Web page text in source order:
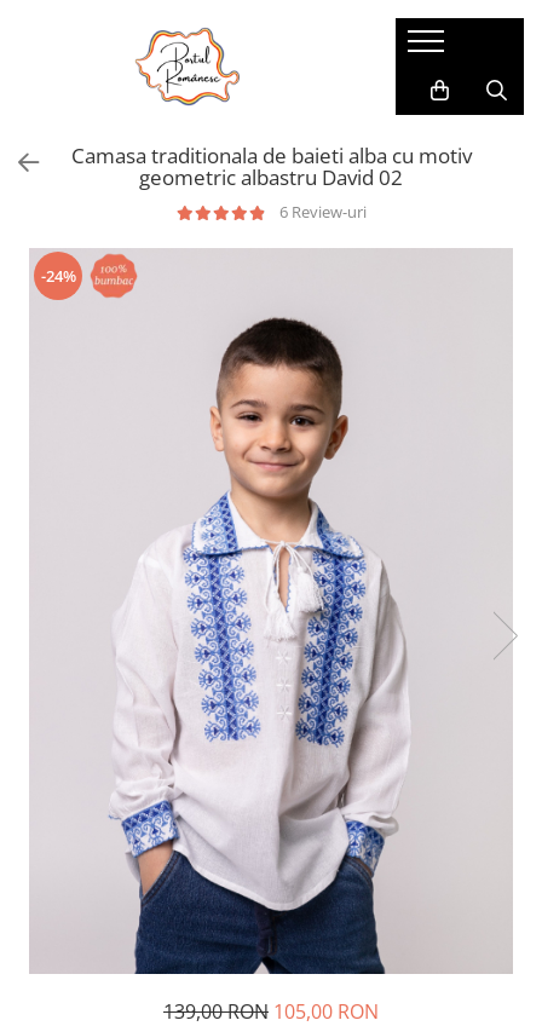
Pijamale Dama Marimi Mari
Pijamale Baieti
Pijamale Fetite
Imbracaminte copii
Imbracaminte Baieti
Camasa traditionala de baieti alba cu motiv
geometric albastru David 02
6 Review-uri
-24%
139,00 RON 105,00 RON